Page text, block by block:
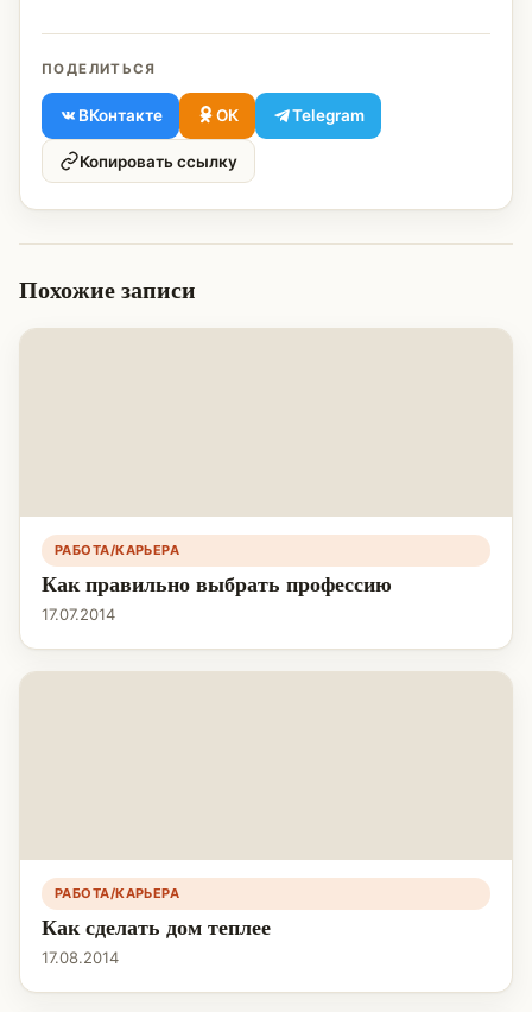
ПОДЕЛИТЬСЯ
ВКонтакте ОК Telegram
Копировать ссылку
Похожие записи
РАБОТА/КАРЬЕРА
Как правильно выбрать профессию
17.07.2014
РАБОТА/КАРЬЕРА
Как сделать дом теплее
17.08.2014